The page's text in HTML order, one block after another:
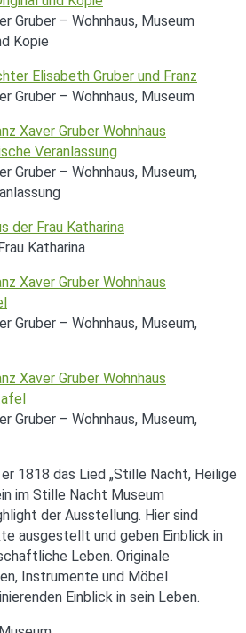
Gruber – Wohnhaus, Museum
Kopie
Gruber – Wohnhaus, Museum
Gruber – Wohnhaus, Museum,
Katharina
Gruber – Wohnhaus, Museum,
Gruber – Wohnhaus, Museum,
1818 das Lied „Stille Nacht, Heilige
im Stille Nacht Museum
der Ausstellung. Hier sind
ausgestellt und geben Einblick in
Leben. Originale
Instrumente und Möbel
Einblick in sein Leben.